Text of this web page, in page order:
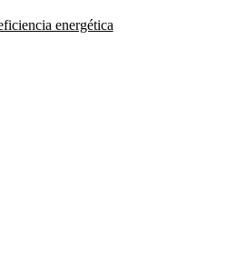
energética